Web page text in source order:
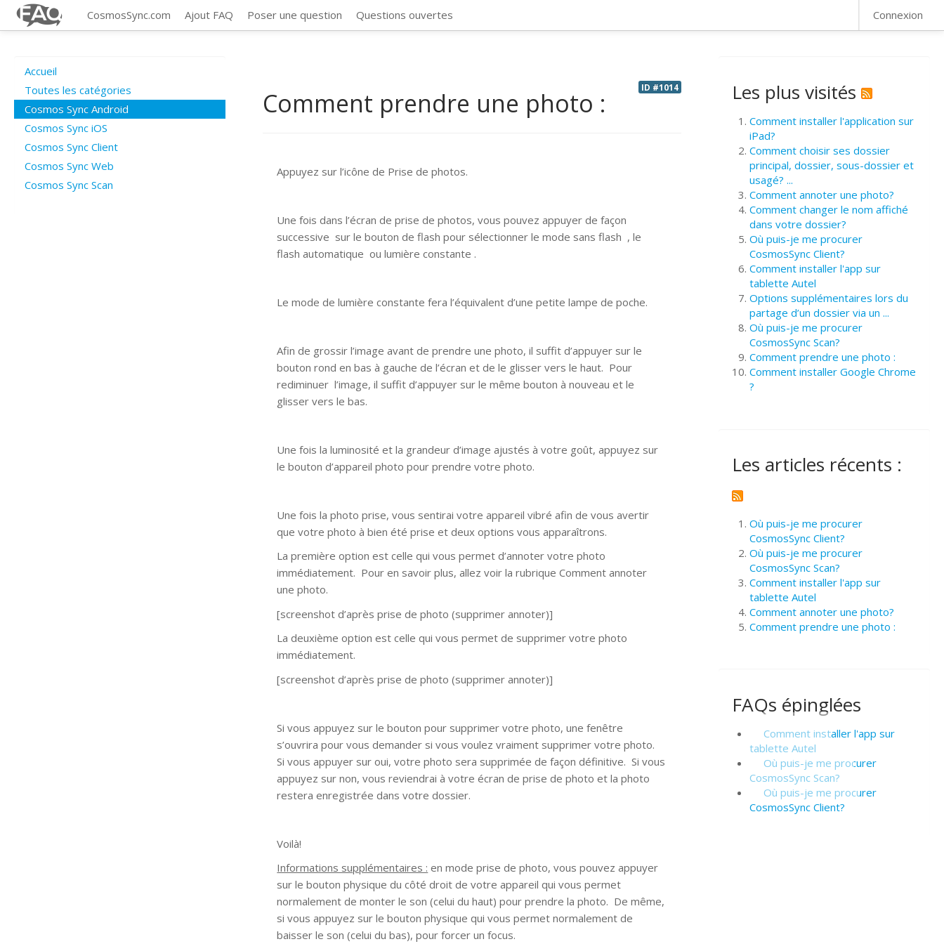
CosmosSync.com Ajout FAQ Poser une question Questions ouvertes Connexion
Accueil
Toutes les catégories
Cosmos Sync Android
Cosmos Sync iOS
Cosmos Sync Client
Cosmos Sync Web
Cosmos Sync Scan
ID #1014
Comment prendre une photo :
Appuyez sur l’icône de Prise de photos.
Une fois dans l’écran de prise de photos, vous pouvez appuyer de façon
successive sur le bouton de flash pour sélectionner le mode sans flash , le
flash automatique ou lumière constante .
Le mode de lumière constante fera l’équivalent d’une petite lampe de poche.
Afin de grossir l’image avant de prendre une photo, il suffit d’appuyer sur le
bouton rond en bas à gauche de l’écran et de le glisser vers le haut. Pour
rediminuer l’image, il suffit d’appuyer sur le même bouton à nouveau et le
glisser vers le bas.
Une fois la luminosité et la grandeur d’image ajustés à votre goût, appuyez sur
le bouton d’appareil photo pour prendre votre photo.
Une fois la photo prise, vous sentirai votre appareil vibré afin de vous avertir
que votre photo à bien été prise et deux options vous apparaîtrons.
La première option est celle qui vous permet d’annoter votre photo
immédiatement. Pour en savoir plus, allez voir la rubrique Comment annoter
une photo.
[screenshot d’après prise de photo (supprimer annoter)]
La deuxième option est celle qui vous permet de supprimer votre photo
immédiatement.
[screenshot d’après prise de photo (supprimer annoter)]
Si vous appuyez sur le bouton pour supprimer votre photo, une fenêtre
s’ouvrira pour vous demander si vous voulez vraiment supprimer votre photo.
Si vous appuyer sur oui, votre photo sera supprimée de façon définitive. Si vous
appuyez sur non, vous reviendrai à votre écran de prise de photo et la photo
restera enregistrée dans votre dossier.
Voilà!
Informations supplémentaires : en mode prise de photo, vous pouvez appuyer
sur le bouton physique du côté droit de votre appareil qui vous permet
normalement de monter le son (celui du haut) pour prendre la photo. De même,
si vous appuyez sur le bouton physique qui vous permet normalement de
baisser le son (celui du bas), pour forcer un focus.
Les plus visités
Comment installer l'application sur
iPad?
Comment choisir ses dossier
principal, dossier, sous-dossier et
usagé? ...
Comment annoter une photo?
Comment changer le nom affiché
dans votre dossier?
Où puis-je me procurer
CosmosSync Client?
Comment installer l'app sur
tablette Autel
Options supplémentaires lors du
partage d’un dossier via un ...
Où puis-je me procurer
CosmosSync Scan?
Comment prendre une photo :
Comment installer Google Chrome
?
Les articles récents :
Où puis-je me procurer
CosmosSync Client?
Où puis-je me procurer
CosmosSync Scan?
Comment installer l'app sur
tablette Autel
Comment annoter une photo?
Comment prendre une photo :
FAQs épinglées
Comment installer l'app sur
tablette Autel
Où puis-je me procurer
CosmosSync Scan?
Où puis-je me procurer
CosmosSync Client?